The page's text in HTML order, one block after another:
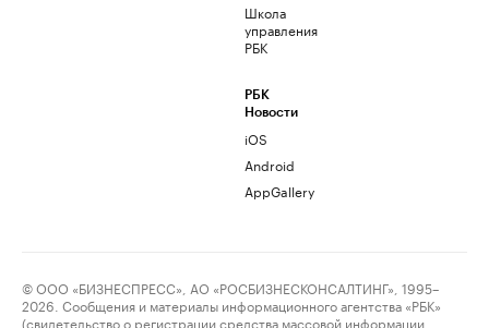
Школа
управления
РБК
РБК
Новости
iOS
Android
AppGallery
© ООО «БИЗНЕСПРЕСС», АО «РОСБИЗНЕСКОНСАЛТИНГ», 1995–
2026. Сообщения и материалы информационного агентства «РБК»
(свидетельство о регистрации средства массовой информации